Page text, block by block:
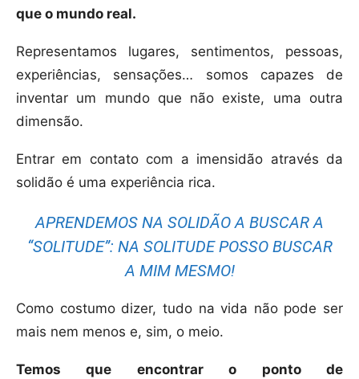
que o mundo real.
Representamos lugares, sentimentos, pessoas,
experiências, sensações… somos capazes de
inventar um mundo que não existe, uma outra
dimensão.
Entrar em contato com a imensidão através da
solidão é uma experiência rica.
APRENDEMOS NA SOLIDÃO A BUSCAR A
“SOLITUDE”: NA SOLITUDE POSSO BUSCAR
A MIM MESMO!
Como costumo dizer, tudo na vida não pode ser
mais nem menos e, sim, o meio.
Temos que encontrar o ponto de